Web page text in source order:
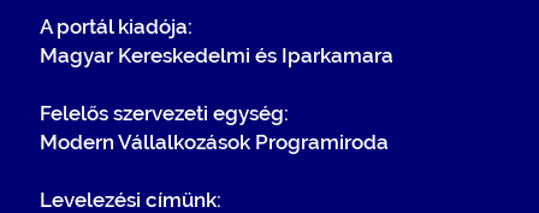
A portál kiadója:
Magyar Kereskedelmi és Iparkamara
Felelős szervezeti egység:
Modern Vállalkozások Programiroda
Levelezési címünk: